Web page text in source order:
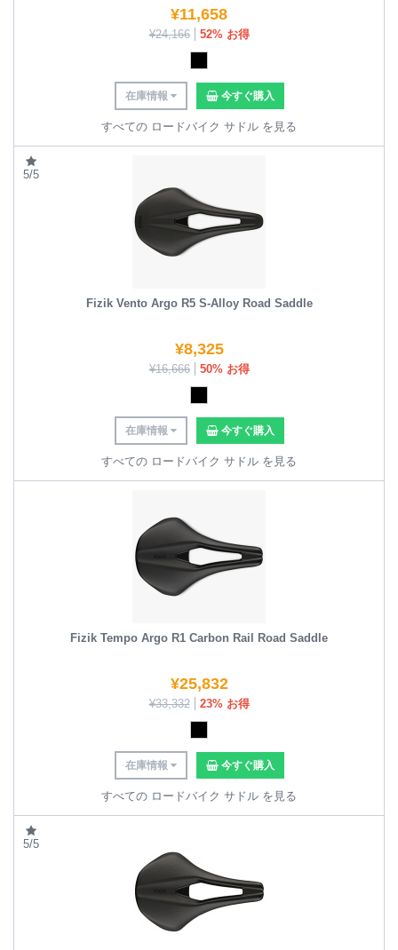
¥11,658
¥24,166 52% お得
在庫情報 今すぐ購入
すべての ロードバイク サドル を見る
5/5
Fizik Vento Argo R5 S-Alloy Road Saddle
¥8,325
¥16,666 50% お得
在庫情報 今すぐ購入
すべての ロードバイク サドル を見る
Fizik Tempo Argo R1 Carbon Rail Road Saddle
¥25,832
¥33,332 23% お得
在庫情報 今すぐ購入
すべての ロードバイク サドル を見る
5/5